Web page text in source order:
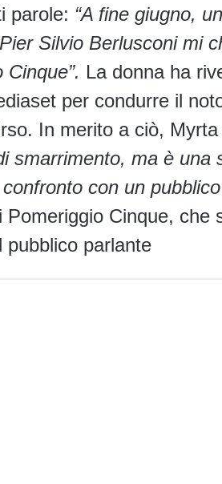
parole: “A fine giugno,
Silvio Berlusconi mi
La donna ha
per condurre il
In merito a ciò,
smarrimento, ma è una
con un
Cinque, che
pubblico parlante